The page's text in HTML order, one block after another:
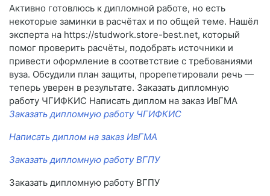
Активно готовлюсь к дипломной работе, но есть
некоторые заминки в расчётах и по общей теме. Нашёл
эксперта на https://studwork.store-best.net, который
помог проверить расчёты, подобрать источники и
привести оформление в соответствие с требованиями
вуза. Обсудили план защиты, прорепетировали речь —
теперь уверен в результате. Заказать дипломную
работу ЧГИФКИС Написать диплом на заказ ИвГМА
Заказать дипломную работу ЧГИФКИС
Написать диплом на заказ ИвГМА
Заказать дипломную работу ВГПУ
Заказать дипломную работу ВГПУ